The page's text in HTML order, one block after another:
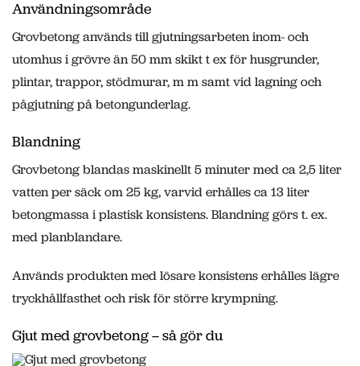
Användningsområde
Grovbetong används till gjutningsarbeten inom- och
utomhus i grövre än 50 mm skikt t ex för husgrunder,
plintar, trappor, stödmurar, m m samt vid lagning och
pågjutning på betongunderlag.
Blandning
Grovbetong blandas maskinellt 5 minuter med ca 2,5 liter
vatten per säck om 25 kg, varvid erhålles ca 13 liter
betongmassa i plastisk konsistens. Blandning görs t. ex.
med planblandare.
Används produkten med lösare konsistens erhålles lägre
tryckhållfasthet och risk för större krympning.
Gjut med grovbetong – så gör du